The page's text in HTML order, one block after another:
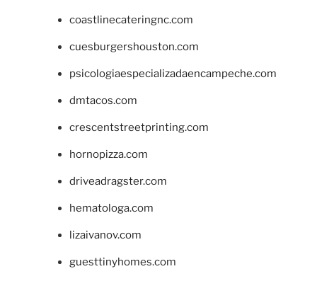
coastlinecateringnc.com
cuesburgershouston.com
psicologiaespecializadaencampeche.com
dmtacos.com
crescentstreetprinting.com
hornopizza.com
driveadragster.com
hematologa.com
lizaivanov.com
guesttinyhomes.com